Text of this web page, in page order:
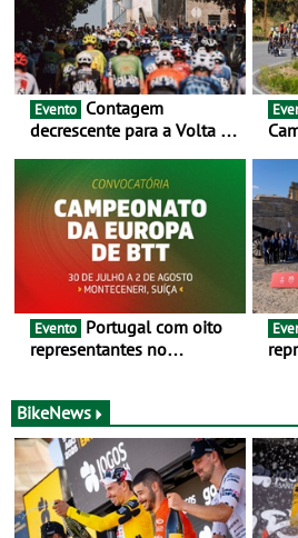
Evento
decrescente para a Volta a
as 17 equipas de 2026
Evento
representantes no
de agosto, em
Monteceneri, na Suíça
BikeNews